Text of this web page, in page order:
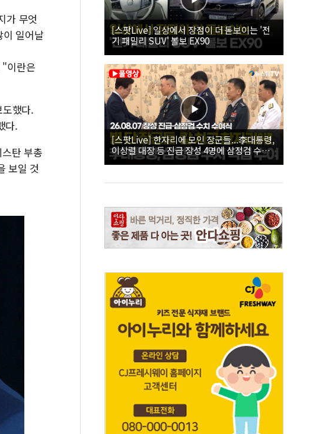
가 무엇
일어날
"이란은
했다.
다.
탄 부총
보일 것
[스팟Live] 일상에서 장점이 더 돋보이는 '전
기 패밀리 SUV' 볼보 EX90
[스팟Live] 한자리에 모인 장군들...李대통령,
이상렬 대장 등 진급 장성 4명에 삼정검 수치
직접 수여｜26.08.07 장성 진급·삼정검 수치